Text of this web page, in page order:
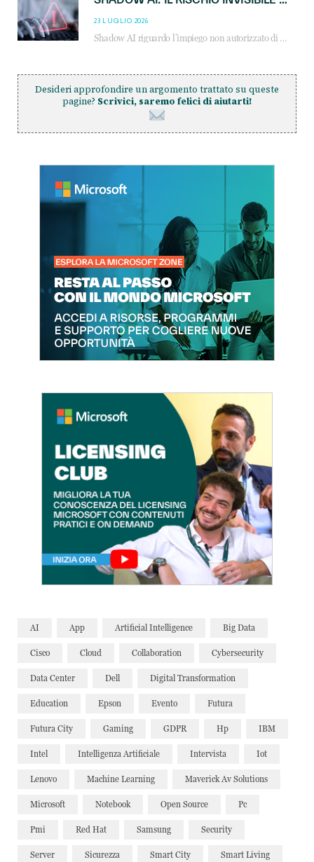
23 LUGLIO 2026
Shadow AI riguardo l’impiego non autorizzato di sistemi AI all’interno dell’azienda. E’ una pratica che si diffonde a partire dai dipendenti fino ai dirigenti e mette a repentaglio la cybersecurity, con costi più elevati per le organizzazioni. Due recenti report illustrano il fenomeno e forniscono dati in merito
Desideri approfondire un argomento trattato su queste
pagine? Scrivici, saremo felici di aiutarti!
AI App Artificial Intelligence Big Data
Cisco Cloud Collaboration Cybersecurity
Data Center Dell Digital Transformation
Education Epson Evento Futura
Futura City Gaming GDPR Hp IBM
Intel Intelligenza Artificiale Intervista Iot
Lenovo Machine Learning Maverick Av Solutions
Microsoft Notebook Open Source Pc
Pmi Red Hat Samsung Security
Server Sicurezza Smart City Smart Living